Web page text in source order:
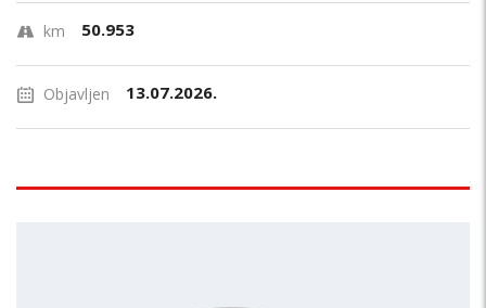
km 50.953
Objavljen 13.07.2026.